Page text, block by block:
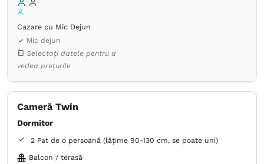
Canale prin cablu
Plasă de ţânţari
Cazare cu Mic Dejun
Mic dejun
Selectați datele pentru a
vedea prețurile
Cameră Twin
Dormitor
2 Pat de o persoană (lățime 90-130 cm, se poate uni)
Balcon / terasă